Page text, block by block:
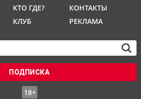
КТО ГДЕ?
КЛУБ
КОНТАКТЫ
РЕКЛАМА
ПОДПИСКА
18+